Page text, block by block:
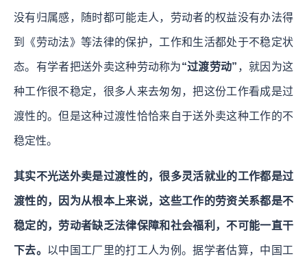
没有归属感，随时都可能走人，劳动者的权益没有办法得
到《劳动法》等法律的保护，工作和生活都处于不稳定状
态。有学者把送外卖这种劳动称为“过渡劳动” ，就因为这
种工作很不稳定，很多人来去匆匆，把这份工作看成是过
渡性的。但是这种过渡性恰恰来自于送外卖这种工作的不
稳定性。
其实不光送外卖是过渡性的，很多灵活就业的工作都是过
渡性的，因为从根本上来说，这些工作的劳资关系都是不
稳定的，劳动者缺乏法律保障和社会福利，不可能一直干
下去。 以中国工厂里的打工人为例。据学者估算，中国工